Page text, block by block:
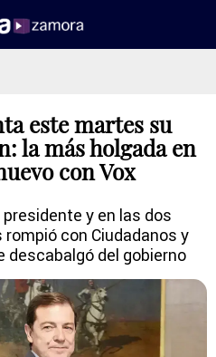
este martes su
la más holgada en
con Vox
y en las dos
con Ciudadanos y
descabalgó del gobierno